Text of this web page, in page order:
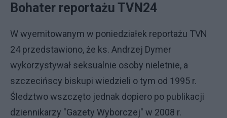
Bohater reportażu TVN24
W wyemitowanym w poniedziałek reportażu TVN
24 przedstawiono, że ks. Andrzej Dymer
wykorzystywał seksualnie osoby nieletnie, a
szczecińscy biskupi wiedzieli o tym od 1995 r.
Śledztwo wszczęto jednak dopiero po publikacji
dziennikarzy "Gazety Wyborczej" w 2008 r.